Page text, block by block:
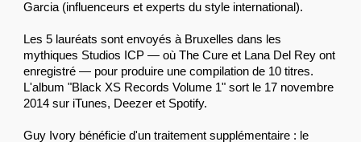
Garcia (influenceurs et experts du style international).
Les 5 lauréats sont envoyés à Bruxelles dans les
mythiques Studios ICP — où The Cure et Lana Del Rey ont
enregistré — pour produire une compilation de 10 titres.
L'album "Black XS Records Volume 1" sort le 17 novembre
2014 sur iTunes, Deezer et Spotify.
Guy Ivory bénéficie d'un traitement supplémentaire : le